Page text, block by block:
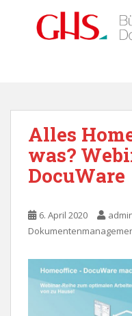
Alles
was?
DocuWare
6. April 2020